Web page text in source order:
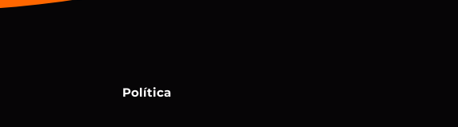
Política